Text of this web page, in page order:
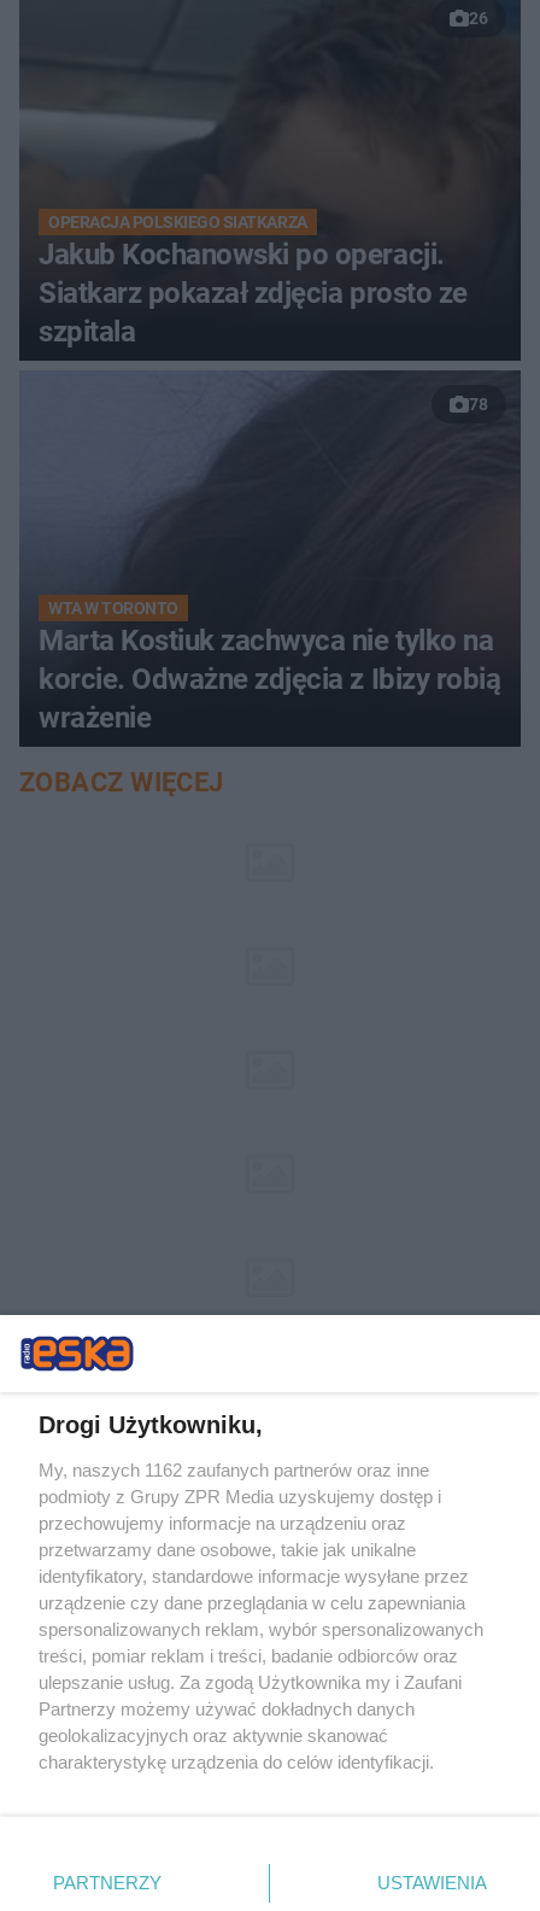
26
OPERACJA POLSKIEGO SIATKARZA
Jakub Kochanowski po operacji.
Siatkarz pokazał zdjęcia prosto ze
szpitala
78
WTA W TORONTO
Marta Kostiuk zachwyca nie tylko na
korcie. Odważne zdjęcia z Ibizy robią
wrażenie
ZOBACZ WIĘCEJ
Żaden utwór zamieszczony w serwisie nie może być powielany i
rozpowszechniany lub dalej rozpowszechniany w jakikolwiek sposób (w
tym także elektroniczny lub mechaniczny) na jakimkolwiek polu
eksploatacji w jakiejkolwiek formie, włącznie z umieszczaniem w
Internecie bez pisemnej zgody właściciela praw. Jakiekolwiek użycie lub
wykorzystanie utworów w całości lub w części z naruszeniem prawa,
tzn. bez właściwej zgody, jest zabronione pod groźbą kary i może być
ścigane prawnie.
Drogi Użytkowniku,
My, naszych 1162 zaufanych partnerów oraz inne
podmioty z Grupy ZPR Media uzyskujemy dostęp i
przechowujemy informacje na urządzeniu oraz
przetwarzamy dane osobowe, takie jak unikalne
identyfikatory, standardowe informacje wysyłane przez
urządzenie czy dane przeglądania w celu zapewniania
spersonalizowanych reklam, wybór spersonalizowanych
treści, pomiar reklam i treści, badanie odbiorców oraz
ulepszanie usług. Za zgodą Użytkownika my i Zaufani
Partnerzy możemy używać dokładnych danych
geolokalizacyjnych oraz aktywnie skanować
charakterystykę urządzenia do celów identyfikacji.
zmienić/wycofać klikając przycisk ustawień prywatności
znajdujący się w lewym dolnym rogu strony
PARTNERZY USTAWIENIA